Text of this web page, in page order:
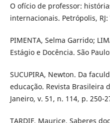
O ofício de professor:
internacionais. Petrópolis, RJ:
PIMENTA, Selma Garrido;
Estágio e Docência. São
SUCUPIRA, Newton. Da
educação. Revista Brasileira
Janeiro, v. 51, n. 114, p. 250-
TARDIF, Maurice. Saberes